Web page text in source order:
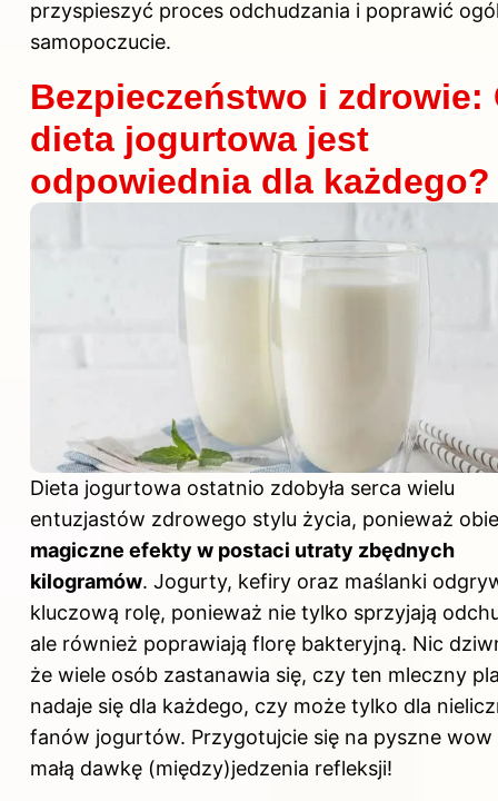
przyspieszyć proces odchudzania i poprawić
samopoczucie.
Bezpieczeństwo i zdrowie:
dieta jogurtowa jest
odpowiednia dla każdego?
Dieta jogurtowa ostatnio zdobyła serca wielu
entuzjastów zdrowego stylu życia, ponieważ
magiczne efekty w postaci utraty zbędnych
kilogramów. Jogurty, kefiry oraz maślanki
kluczową rolę, ponieważ nie tylko sprzyjają
ale również poprawiają florę bakteryjną. Nic
że wiele osób zastanawia się, czy ten mleczny
nadaje się dla każdego, czy może tylko dla
fanów jogurtów. Przygotujcie się na pyszne wow
małą dawkę (między)jedzenia refleksji!